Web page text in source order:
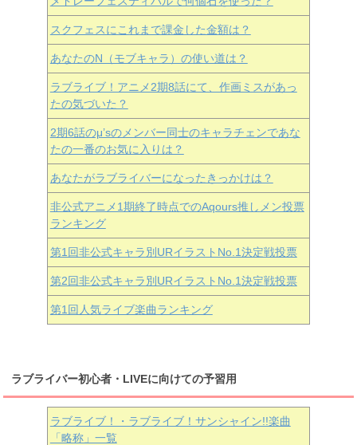
スクフェスにこれまで課金した金額は？
あなたのN（モブキャラ）の使い道は？
ラブライブ！アニメ2期8話にて、作画ミスがあっ
たの気づいた？
2期6話のμ’sのメンバー同士のキャラチェンであな
たの一番のお気に入りは？
あなたがラブライバーになったきっかけは？
非公式アニメ1期終了時点でのAqours推しメン投票
ランキング
第1回非公式キャラ別URイラストNo.1決定戦投票
第2回非公式キャラ別URイラストNo.1決定戦投票
第1回人気ライブ楽曲ランキング
ラブライバー初心者・LIVEに向けての予習用
ラブライブ！・ラブライブ！サンシャイン!!楽曲
「略称」一覧